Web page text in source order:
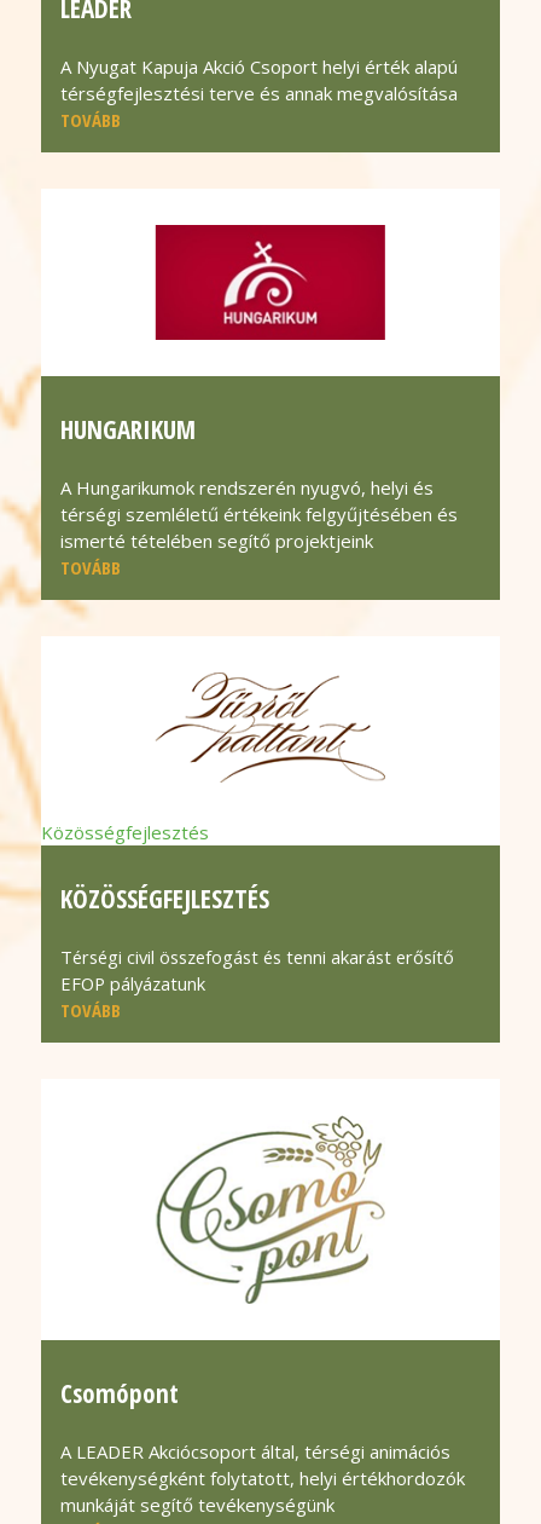
LEADER
A Nyugat Kapuja Akció Csoport helyi érték alapú
térségfejlesztési terve és annak megvalósítása
TOVÁBB
HUNGARIKUM
A Hungarikumok rendszerén nyugvó, helyi és
térségi szemléletű értékeink felgyűjtésében és
ismerté tételében segítő projektjeink
TOVÁBB
Közösségfejlesztés
KÖZÖSSÉGFEJLESZTÉS
Térségi civil összefogást és tenni akarást erősítő
EFOP pályázatunk
TOVÁBB
Csomópont
A LEADER Akciócsoport által, térségi animációs
tevékenységként folytatott, helyi értékhordozók
munkáját segítő tevékenységünk